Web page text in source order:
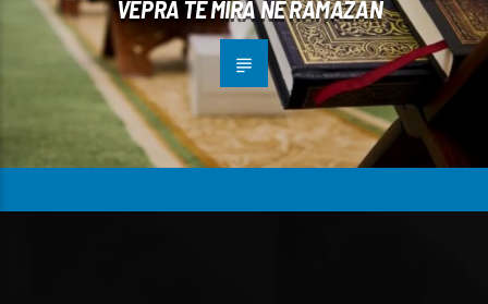
VEPRA TË MIRA NË RAMAZAN